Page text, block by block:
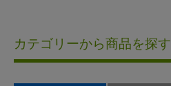
カテゴリーから商品を探す